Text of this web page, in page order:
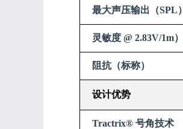
最大声压输出（SPL）
灵敏度 @ 2.83V/1m）
阻抗（标称）
设计优势
Tractrix® 号角技术